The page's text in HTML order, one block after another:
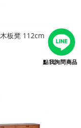
板凳 112cm
點我詢問商品